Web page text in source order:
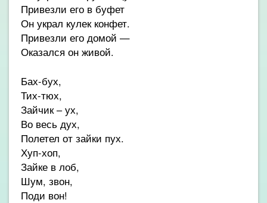
Привезли его в буфет
Он украл кулек конфет.
Привезли его домой —
Оказался он живой.
Бах-бух,
Тих-тюх,
Зайчик – ух,
Во весь дух,
Полетел от зайки пух.
Хуп-хоп,
Зайке в лоб,
Шум, звон,
Поди вон!